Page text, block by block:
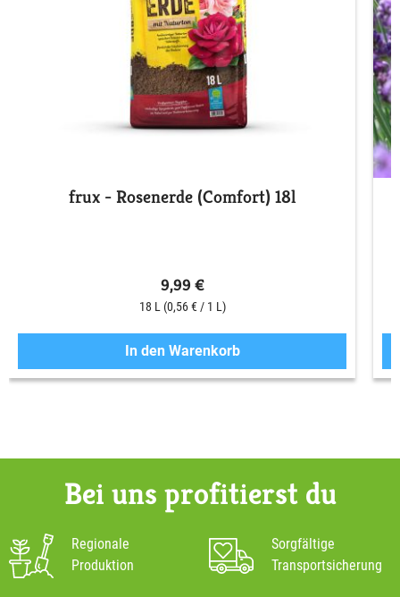
frux - Rosenerde (Comfort) 18l
9,99 €
18 L (0,56 € / 1 L)
In den Warenkorb
Bei uns profitierst du
Regionale
Produktion
Sorgfältige
Transportsicherung